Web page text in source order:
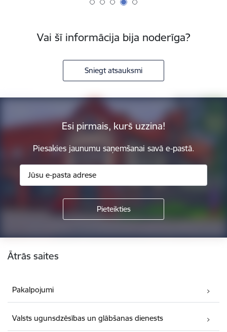
Vai šī informācija bija noderīga?
Sniegt atsauksmi
Esi pirmais, kurš uzzina!
Piesakies jaunumu saņemšanai savā e-pastā.
Ātrās saites
Pakalpojumi
Valsts ugunsdzēsības un glābšanas dienests